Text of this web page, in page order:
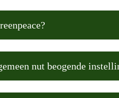
nut beogende